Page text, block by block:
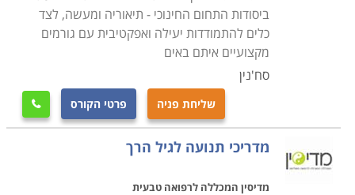
בצפון ועד לאוניברסיטת בן גוריון בנגב.
ביסודות התחום החינוכי - תיאוריה ומעשה, לצד
כלים להתמודדות יעילה ואפקטיבית עם גורמים
מקצועיים איתם באים
סח'נין
שליחת פניה פרטי הקורס 
מדריכי תנועה לגיל הרך
מדיסין המכללה לרפואה טבעית